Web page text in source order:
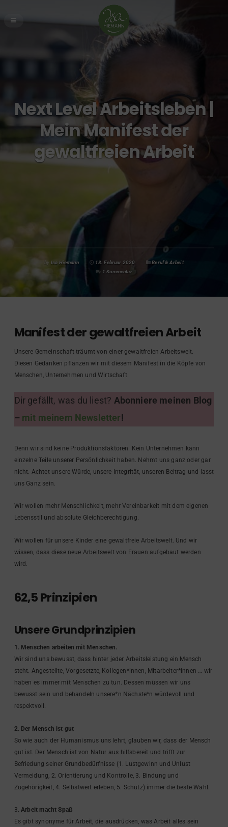
Next Level Arbeitsleben |
Mein Manifest der
gewaltfreien Arbeit
by Isa Hiemann 18. Februar 2020
Beruf & Arbeit
1 Kommentar
Manifest der gewaltfreien Arbeit
Unsere Gemeinschaft träumt von einer gewaltfreien Arbeitswelt.
Diesen Gedanken pflanzen wir mit diesem Manifest in die Köpfe von
Menschen, Unternehmen und Wirtschaft.
Dir gefällt, was du liest? Abonniere meinen Blog
– mit meinem Newsletter!
Denn wir sind keine Produktionsfaktoren. Kein Unternehmen kann
einzelne Teile unserer Persönlichkeit haben. Nehmt uns ganz oder gar
nicht. Achtet unsere Würde, unsere Integrität, unseren Beitrag und lasst
uns Ganz sein.
Wir wollen mehr Menschlichkeit, mehr Vereinbarkeit mit dem eigenen
Lebensstil und absolute Gleichberechtigung.
Wir wollen für unsere Kinder eine gewaltfreie Arbeitswelt. Und wir
wissen, dass diese neue Arbeitswelt von Frauen aufgebaut werden
wird.
62,5 Prinzipien
Unsere Grundprinzipien
1. Menschen arbeiten mit Menschen.
Wir sind uns bewusst, dass hinter jeder Arbeitsleistung ein Mensch
steht. Angestellte, Vorgesetzte, Kollegen*innen, Mitarbeiter*innen … wir
haben es immer mit Menschen zu tun. Dessen müssen wir uns
bewusst sein und behandeln unsere*n Nächste*n würdevoll und
respektvoll.
2. Der Mensch ist gut
So wie auch der Humanismus uns lehrt, glauben wir, dass der Mensch
gut ist. Der Mensch ist von Natur aus hilfsbereit und trifft zur
Befriedung seiner Grundbedürfnisse (1. Lustgewinn und Unlust
Vermeidung, 2. Orientierung und Kontrolle, 3. Bindung und
Zugehörigkeit, 4. Selbstwert erleben, 5. Schutz) immer die beste Wahl.
3.Arbeit macht Spaß
Es gibt synonyme für Arbeit, die ausdrücken, was Arbeit alles sein